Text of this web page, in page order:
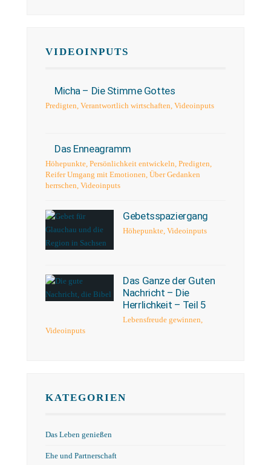
VIDEOINPUTS
Micha – Die Stimme Gottes
Predigten, Verantwortlich wirtschaften, Videoinputs
Das Enneagramm
Höhepunkte, Persönlichkeit entwickeln, Predigten,
Reifer Umgang mit Emotionen, Über Gedanken
herrschen, Videoinputs
Gebetsspaziergang
Höhepunkte,Videoinputs
Das Ganze der Guten
Nachricht – Die
Herrlichkeit – Teil 5
Lebensfreude gewinnen,
Videoinputs
KATEGORIEN
Das Leben genießen
Ehe und Partnerschaft